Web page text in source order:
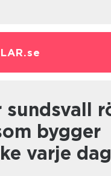
se
bygger
varje dag